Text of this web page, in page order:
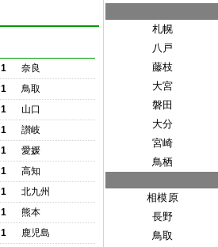
1
奈良
1
鳥取
1
山口
1
讃岐
1
愛媛
1
高知
1
北九州
1
熊本
1
鹿児島
札幌
八戸
藤枝
大宮
磐田
大分
宮崎
鳥栖
相模原
長野
鳥取